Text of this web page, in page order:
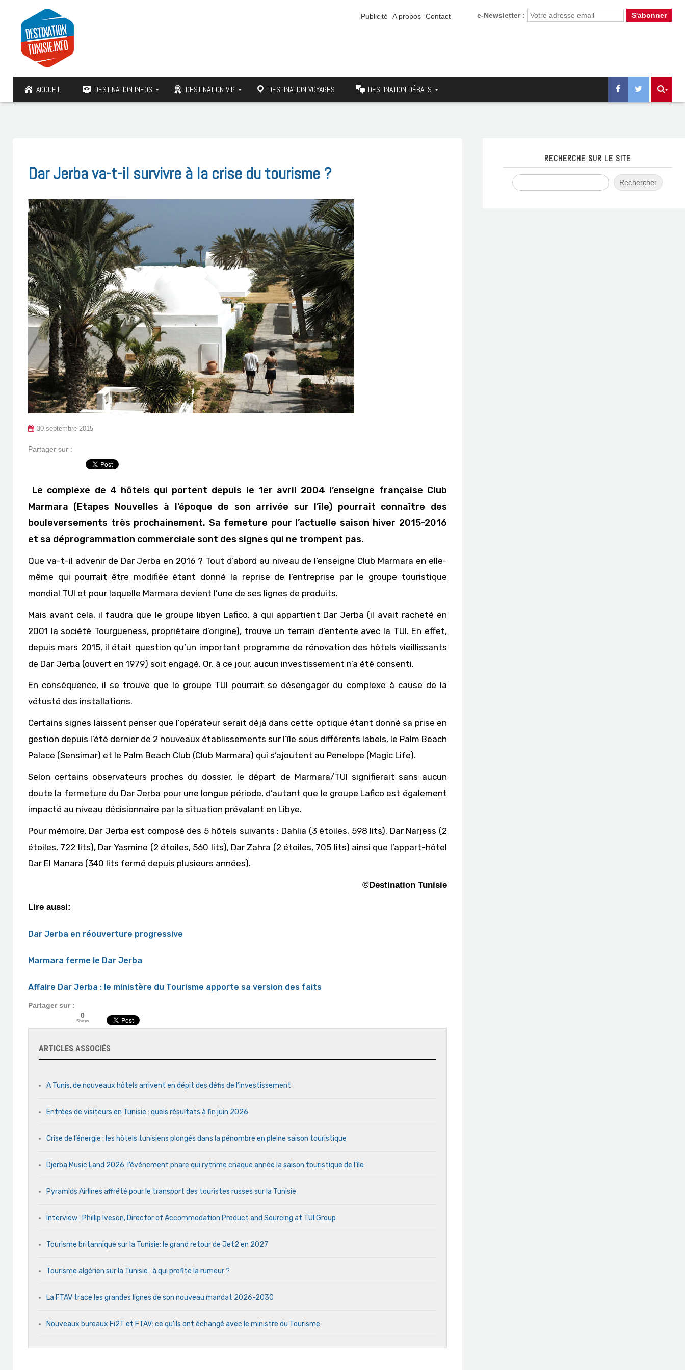
e-Newsletter :
Publicité A propos Contact
ACCUEIL DESTINATION INFOS DESTINATION VIP DESTINATION VOYAGES DESTINATION DÉBATS
Dar Jerba va-t-il survivre à la crise du tourisme ?
30 septembre 2015
Partager sur :
Le complexe de 4 hôtels qui portent depuis le 1er avril 2004 l’enseigne française Club
Marmara (Etapes Nouvelles à l’époque de son arrivée sur l’île) pourrait connaître des
bouleversements très prochainement. Sa femeture pour l’actuelle saison hiver 2015-2016
et sa déprogrammation commerciale sont des signes qui ne trompent pas.
Que va-t-il advenir de Dar Jerba en 2016 ? Tout d’abord au niveau de l’enseigne Club Marmara en elle-
même qui pourrait être modifiée étant donné la reprise de l’entreprise par le groupe touristique
mondial TUI et pour laquelle Marmara devient l’une de ses lignes de produits.
Mais avant cela, il faudra que le groupe libyen Lafico, à qui appartient Dar Jerba (il avait racheté en
2001 la société Tourgueness, propriétaire d’origine), trouve un terrain d’entente avec la TUI. En effet,
depuis mars 2015, il était question qu’un important programme de rénovation des hôtels vieillissants
de Dar Jerba (ouvert en 1979) soit engagé. Or, à ce jour, aucun investissement n’a été consenti.
En conséquence, il se trouve que le groupe TUI pourrait se désengager du complexe à cause de la
vétusté des installations.
Certains signes laissent penser que l’opérateur serait déjà dans cette optique étant donné sa prise en
gestion depuis l’été dernier de 2 nouveaux établissements sur l’île sous différents labels, le Palm Beach
Palace (Sensimar) et le Palm Beach Club (Club Marmara) qui s’ajoutent au Penelope (Magic Life).
Selon certains observateurs proches du dossier, le départ de Marmara/TUI signifierait sans aucun
doute la fermeture du Dar Jerba pour une longue période, d’autant que le groupe Lafico est également
impacté au niveau décisionnaire par la situation prévalant en Libye.
Pour mémoire, Dar Jerba est composé des 5 hôtels suivants : Dahlia (3 étoiles, 598 lits), Dar Narjess (2
étoiles, 722 lits), Dar Yasmine (2 étoiles, 560 lits), Dar Zahra (2 étoiles, 705 lits) ainsi que l’appart-hôtel
Dar El Manara (340 lits fermé depuis plusieurs années).
©Destination Tunisie
Lire aussi:
Dar Jerba en réouverture progressive
Marmara ferme le Dar Jerba
Affaire Dar Jerba : le ministère du Tourisme apporte sa version des faits
Partager sur :
0
Shares
ARTICLES ASSOCIÉS
A Tunis, de nouveaux hôtels arrivent en dépit des défis de l’investissement
Entrées de visiteurs en Tunisie : quels résultats à fin juin 2026
Crise de l’énergie : les hôtels tunisiens plongés dans la pénombre en pleine saison touristique
Djerba Music Land 2026: l’événement phare qui rythme chaque année la saison touristique de l’île
Pyramids Airlines affrété pour le transport des touristes russes sur la Tunisie
Interview : Phillip Iveson, Director of Accommodation Product and Sourcing at TUI Group
Tourisme britannique sur la Tunisie: le grand retour de Jet2 en 2027
Tourisme algérien sur la Tunisie : à qui profite la rumeur ?
La FTAV trace les grandes lignes de son nouveau mandat 2026-2030
Nouveaux bureaux Fi2T et FTAV: ce qu’ils ont échangé avec le ministre du Tourisme
RECHERCHE SUR LE SITE